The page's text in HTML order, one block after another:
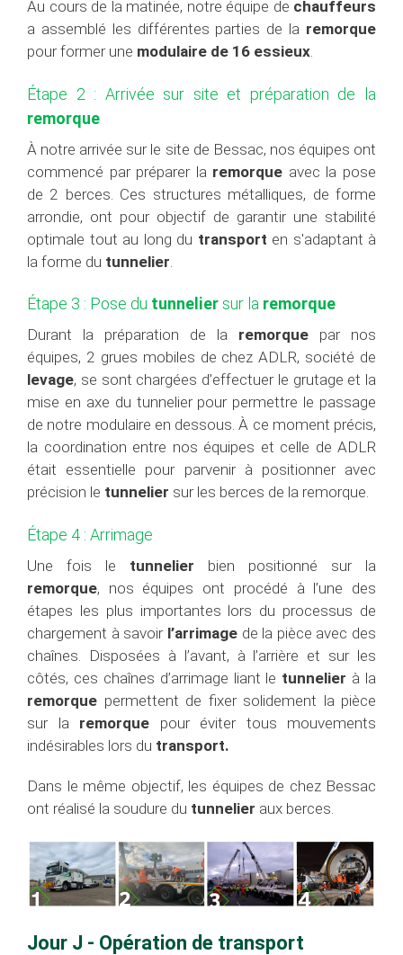
Au cours de la matinée, notre équipe de chauffeurs
a assemblé les différentes parties de la remorque
pour former une modulaire de 16 essieux.
Étape 2 : Arrivée sur site et préparation de la
remorque
À notre arrivée sur le site de Bessac, nos équipes ont
commencé par préparer la remorque avec la pose
de 2 berces. Ces structures métalliques, de forme
arrondie, ont pour objectif de garantir une stabilité
optimale tout au long du transport en s'adaptant à
la forme du tunnelier
Étape 3 : Pose du tunnelier sur la remorque
Durant la préparation de la remorque par nos
équipes, 2 grues mobiles de chez ADLR, société de
levage, se sont chargées d’effectuer le grutage et la
mise en axe du tunnelier pour permettre le passage
de notre modulaire en dessous. À ce moment précis,
la coordination entre nos équipes et celle de ADLR
était essentielle pour parvenir à positionner avec
précision le tunnelier sur les berces de la remorque.
Étape 4 : Arrimage
Une fois le tunnelier bien positionné sur la
remorque, nos équipes ont procédé à l’une des
étapes les plus importantes lors du processus de
chargement à savoir l’arrimagede la pièce avec des
chaînes. Disposées à l’avant, à l’arrière et sur les
côtés, ces chaînes d’arrimage liant le tunnelier à la
remorque permettent de fixer solidement la pièce
sur la remorque pour éviter tous mouvements
indésirables lors du transport.
Dans le même objectif, les équipes de chez Bessac
ont réalisé la soudure du tunnelier aux berces.
Jour J - Opération de transport